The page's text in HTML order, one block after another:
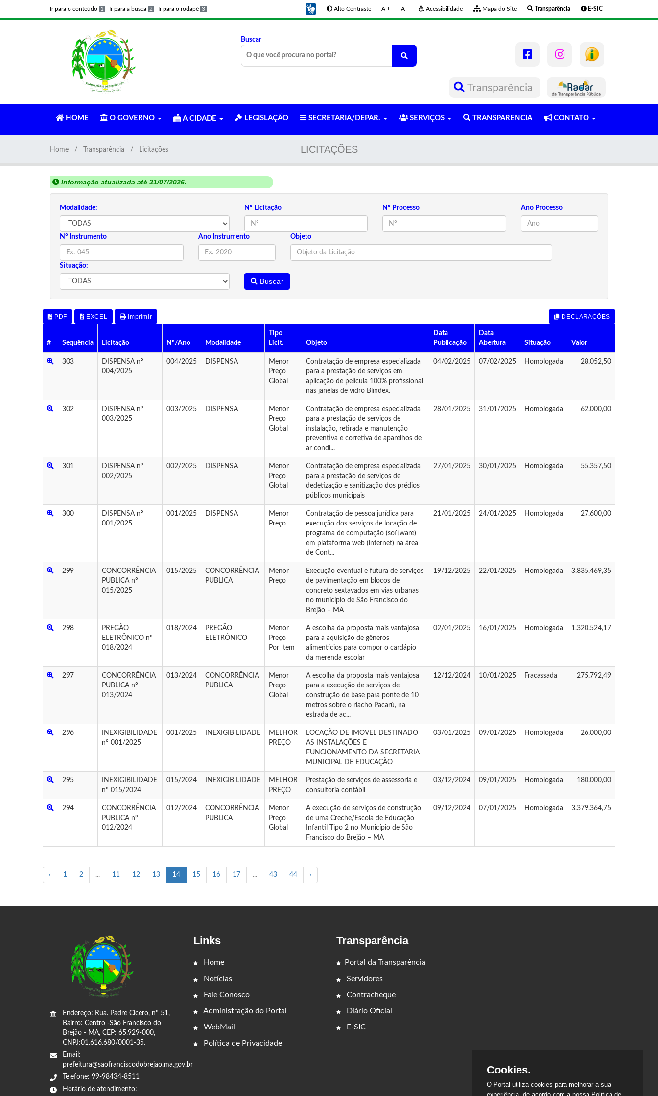
Ir para o conteúdo 1 Ir para a busca 2 Ir para o rodapé 3 Alto Contraste A + A - Acessibilidade Mapa do Site Transparência E-SIC
Buscar
Transparência
HOME O GOVERNO A CIDADE LEGISLAÇÃO SECRETARIA/DEPAR. SERVIÇOS TRANSPARÊNCIA CONTATO
LICITAÇÕES
Home Transparência Licitações
Informação atualizada até 31/07/2026.
Modalidade: Nº Licitação Nº Processo Ano Processo
Nº Instrumento Ano Instrumento Objeto
Situação:
Buscar
PDF EXCEL Imprimir DECLARAÇÕES
# Sequência Licitação Nº/Ano Modalidade
Tipo
Licit.
Objeto
Data
Publicação
Data
Abertura
Situação Valor
303
DISPENSA nº
004/2025
004/2025 DISPENSA
Menor
Preço
Global
Contratação de empresa especializada
para a prestação de serviços em
aplicação de película 100% profissional
nas janelas de vidro Blindex.
04/02/2025 07/02/2025 Homologada 28.052,50
302
DISPENSA nº
003/2025
003/2025 DISPENSA
Menor
Preço
Global
Contratação de empresa especializada
para a prestação de serviços de
instalação, retirada e manutenção
preventiva e corretiva de aparelhos de
ar condi...
28/01/2025 31/01/2025 Homologada 62.000,00
301
DISPENSA nº
002/2025
002/2025 DISPENSA
Menor
Preço
Global
Contratação de empresa especializada
para a prestação de serviços de
dedetização e sanitização dos prédios
públicos municipais
27/01/2025 30/01/2025 Homologada 55.357,50
300
DISPENSA nº
001/2025
001/2025 DISPENSA
Menor
Preço
Contratação de pessoa jurídica para
execução dos serviços de locação de
programa de computação (software)
em plataforma web (internet) na área
de Cont...
21/01/2025 24/01/2025 Homologada 27.600,00
299
CONCORRÊNCIA
PUBLICA nº
015/2025
015/2025
CONCORRÊNCIA
PUBLICA
Menor
Preço
Execução eventual e futura de serviços
de pavimentação em blocos de
concreto sextavados em vias urbanas
no município de São Francisco do
Brejão – MA
19/12/2025 22/01/2025 Homologada 3.835.469,35
298
PREGÃO
ELETRÔNICO nº
018/2024
018/2024
PREGÃO
ELETRÔNICO
Menor
Preço
Por Item
A escolha da proposta mais vantajosa
para a aquisição de gêneros
alimentícios para compor o cardápio
da merenda escolar
02/01/2025 16/01/2025 Homologada 1.320.524,17
297
CONCORRÊNCIA
PUBLICA nº
013/2024
013/2024
CONCORRÊNCIA
PUBLICA
Menor
Preço
Global
A escolha da proposta mais vantajosa
para a execução de serviços de
construção de base para ponte de 10
metros sobre o riacho Pacarú, na
estrada de ac...
12/12/2024 10/01/2025 Fracassada 275.792,49
296
INEXIGIBILIDADE
nº 001/2025
001/2025 INEXIGIBILIDADE
MELHOR
PREÇO
LOCAÇÃO DE IMOVEL DESTINADO
AS INSTALAÇÕES E
FUNCIONAMENTO DA SECRETARIA
MUNICIPAL DE EDUCAÇÃO
03/01/2025 09/01/2025 Homologada 26.000,00
295
INEXIGIBILIDADE
nº 015/2024
015/2024 INEXIGIBILIDADE
MELHOR
PREÇO
Prestação de serviços de assessoria e
consultoria contábil
03/12/2024 09/01/2025 Homologada 180.000,00
294
CONCORRÊNCIA
PUBLICA nº
012/2024
012/2024
CONCORRÊNCIA
PUBLICA
Menor
Preço
Global
A execução de serviços de construção
de uma Creche/Escola de Educação
Infantil Tipo 2 no Município de São
Francisco do Brejão – MA
09/12/2024 07/01/2025 Homologada 3.379.364,75
‹ 1 2 ... 11 12 13 14 15 16 17 ... 43 44 ›
Endereço: Rua. Padre Cicero, nº 51,
Bairro: Centro -São Francisco do
Brejão - MA, CEP: 65.929-000,
CNPJ:01.616.680/0001-35.
Email:
prefeitura@saofranciscodobrejao.ma.gov.br
Telefone: 99-98434-8511
Horário de atendimento:
Links
Home
Notícias
Fale Conosco
Administração do Portal
WebMail
Política de Privacidade
Transparência
Portal da Transparência
Servidores
Contracheque
Diário Oficial
E-SIC
Cookies.
O Portal utiliza cookies para melhorar a sua
experiência, de acordo com a nossa Politica de